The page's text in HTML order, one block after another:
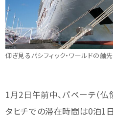
仰ぎ見るパシフィック・ワールドの舳先
1月2日午前中、パペーテ（仏
タヒチでの滞在時間は0泊1